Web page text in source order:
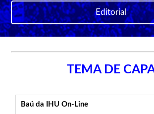
Editorial
TEMA DE
Baú da IHU On-Line